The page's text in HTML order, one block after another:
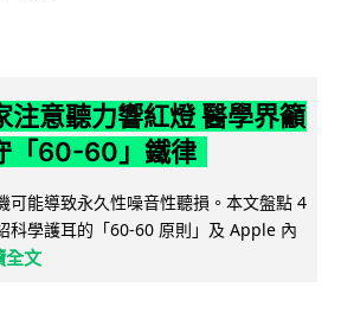
意聽力響紅燈 醫學界籲
「60-60」鐵律
可能導致永久性噪音性聽損。本文盤點 4
科學護耳的「60-60 原則」及 Apple 內
全文